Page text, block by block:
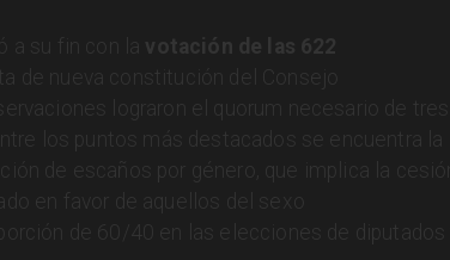
a su fin con la
votación de las 622
de nueva constitución del Consejo
lograron el quorum necesario de tres
los puntos más destacados se encuentra la
de escaños por género, que implica la cesión
en favor de aquellos del sexo
de 60/40 en las elecciones de diputados y